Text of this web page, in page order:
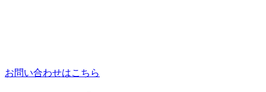
お問い合わせはこちら